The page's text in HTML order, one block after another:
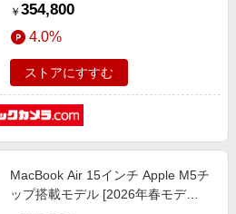
CPUと10コアGPU] スターライト
MDVF4J/A
￥ 354,800
4.0%
ストアにすすむ
MacBook Air 15インチ Apple M5チ
ップ搭載モデル [2026年春モデ